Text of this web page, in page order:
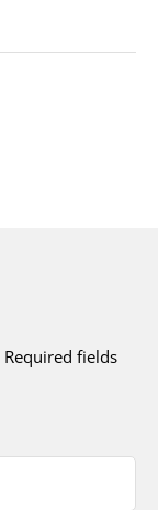
Required fields